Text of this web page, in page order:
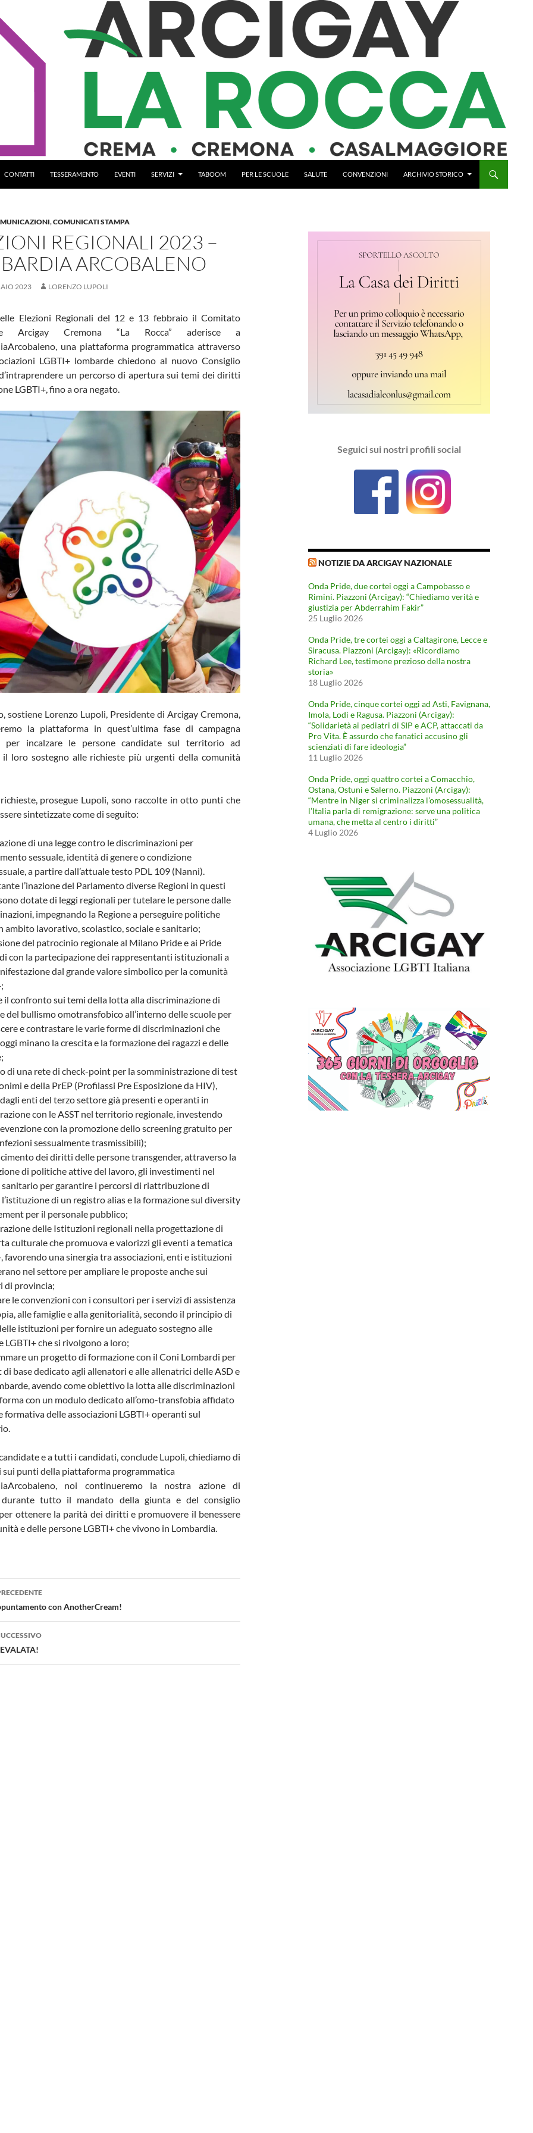
CONTATTI TESSERAMENTO EVENTI SERVIZI TABOOM PER LE SCUOLE SALUTE CONVENZIONI ARCHIVIO STORICO
,COMUNICATI STAMPA
REGIONALI 2023 –
ARCOBALENO
2023 LORENZO LUPOLI
Elezioni Regionali del 12 e 13 febbraio il Comitato
Arcigay Cremona “La Rocca” aderisce a
una piattaforma programmatica attraverso
LGBTI+ lombarde chiedono al nuovo Consiglio
un percorso di apertura sui temi dei diritti
LGBTI+, fino a ora negato.
sostiene Lorenzo Lupoli, Presidente di Arcigay Cremona,
la piattaforma in quest’ultima fase di campagna
per incalzare le persone candidate sul territorio ad
il loro sostegno alle richieste più urgenti della comunità
prosegue Lupoli, sono raccolte in otto punti che
sintetizzate come di seguito:
di una legge contro le discriminazioni per
sessuale, identità di genere o condizione
a partire dall’attuale testo PDL 109 (Nanni).
l’inazione del Parlamento diverse Regioni in questi
dotate di leggi regionali per tutelare le persone dalle
impegnando la Regione a perseguire politiche
ambito lavorativo, scolastico, sociale e sanitario;
del patrocinio regionale al Milano Pride e ai Pride
con la partecipazione dei rappresentanti istituzionali a
dal grande valore simbolico per la comunità
il confronto sui temi della lotta alla discriminazione di
del bullismo omotransfobico all’interno delle scuole per
e contrastare le varie forme di discriminazioni che
minano la crescita e la formazione dei ragazzi e delle
di una rete di check-point per la somministrazione di test
e della PrEP (Profilassi Pre Esposizione da HIV),
enti del terzo settore già presenti e operanti in
con le ASST nel territorio regionale, investendo
con la promozione dello screening gratuito per
sessualmente trasmissibili);
dei diritti delle persone transgender, attraverso la
di politiche attive del lavoro, gli investimenti nel
per garantire i percorsi di riattribuzione di
l’istituzione di un registro alias e la formazione sul diversity
per il personale pubblico;
delle Istituzioni regionali nella progettazione di
culturale che promuova e valorizzi gli eventi a tematica
favorendo una sinergia tra associazioni, enti e istituzioni
nel settore per ampliare le proposte anche sui
di provincia;
le convenzioni con i consultori per i servizi di assistenza
alle famiglie e alla genitorialità, secondo il principio di
istituzioni per fornire un adeguato sostegno alle
LGBTI+ che si rivolgono a loro;
un progetto di formazione con il Coni Lombardi per
di base dedicato agli allenatori e alle allenatrici delle ASD e
avendo come obiettivo la lotta alle discriminazioni
con un modulo dedicato all’omo-transfobia affidato
formativa delle associazioni LGBTI+ operanti sul
e a tutti i candidati, conclude Lupoli, chiediamo di
sui punti della piattaforma programmatica
noi continueremo la nostra azione di
durante tutto il mandato della giunta e del consiglio
ottenere la parità dei diritti e promuovere il benessere
e delle persone LGBTI+ che vivono in Lombardia.
con AnotherCream!
Seguici sui nostri profili social
NOTIZIE DA ARCIGAY NAZIONALE
Onda Pride, due cortei oggi a Campobasso e
Rimini. Piazzoni (Arcigay): “Chiediamo verità e
giustizia per Abderrahim Fakir”
25 Luglio 2026
Onda Pride, tre cortei oggi a Caltagirone, Lecce e
Siracusa. Piazzoni (Arcigay): «Ricordiamo
Richard Lee, testimone prezioso della nostra
storia»
18 Luglio 2026
Onda Pride, cinque cortei oggi ad Asti, Favignana,
Imola, Lodi e Ragusa. Piazzoni (Arcigay):
“Solidarietà ai pediatri di SIP e ACP, attaccati da
Pro Vita. È assurdo che fanatici accusino gli
scienziati di fare ideologia”
11 Luglio 2026
Onda Pride, oggi quattro cortei a Comacchio,
Ostana, Ostuni e Salerno. Piazzoni (Arcigay):
“Mentre in Niger si criminalizza l’omosessualità,
l’Italia parla di remigrazione: serve una politica
umana, che metta al centro i diritti”
4 Luglio 2026